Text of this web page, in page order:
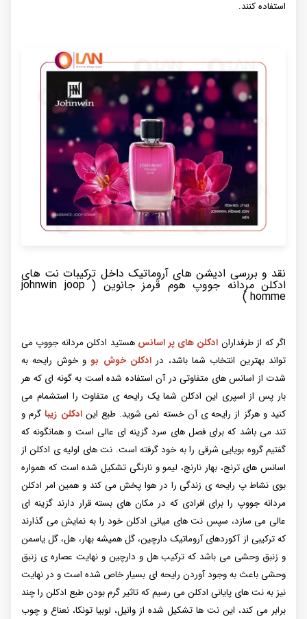
استفاده کنند.
نقد و بررسی ادیشن های آروماتیک داخل ترکیبات نت های
ادکلن مردانه جووپ هوم قرمز جانوین ( johnwin joop
homme )
اگر که از طرفداران ادکلن های پر اسانس هستید ادکلن مردانه جووپ می
تواند بهترین انتخاب شما باشد، در ادکلن خوش بوو خوش رایحه به
شدت از اسانس های متفاوتی در آن استفاده شده است به گونه ای که هر
بار پس از اسپری این ادکلن شما یک رایحه ی متفاوت را استشمام می
کنید و هرگز از رایحه ی آن خسته نمی شوید. طبع اینادکلن زیباگرم و
تند می باشد که برای فصل های سرد گزینه ای عالی است و همانگونه که
گفتیم گروه بویایی شرقی را به خود گرفته است. نت های اولیه ی ادکلن از
اسانس های ترنج، بهار نارنج، لیمو و نارنگی تشکیل شده است که همواره
بوی نشاط پ رایحه ی زندگی را در هوا پخش می کند و همین امر ادکلن
مردانه جووپ را برای افرادی که در مکان های بسته قرار دارند گزینه ای
عالی می سازد، سپس نت های میانی ادکلن خود را به نمایش می گذارند
که ترکیبی از آکوردهای آروماتیک‌ دارچین، گل همیشه بهار، هل، گل یاسمن
و زنبق وحشی می باشد که ترکیب هل و دارچین و نهایت عصاره ی زنبق
وحشی باعث به وجود آوردن رایحه ای بسیار خاص شده است و در نهایت
نیز به نت های پایانی ادکلن می رسیم که تاثیر گرم بودن طبع ادکلن را چند
برابر می کند، این نت ها تشکیل شده از وانیل، لوبیا تونکا،‌ نعناع و چوب